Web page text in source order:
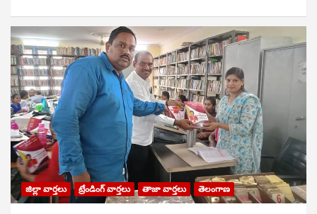
జిల్లా వార్తలు ట్రేండింగ్ వార్తలు తాజా వార్తలు తెలంగాణ